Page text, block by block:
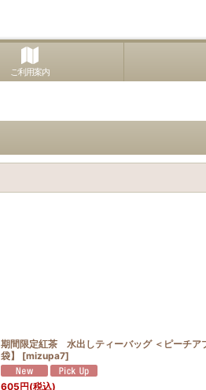
ご利用案内
期間限定紅茶 水出しティーバッグ ＜ピーチア
袋】
[mizupa7]
605円(税込)